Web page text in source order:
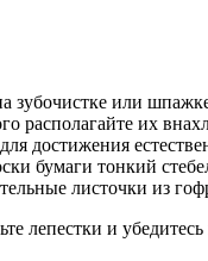
зубочистке или
располагайте их
достижения
бумаги тонкий
листочки из
лепестки и